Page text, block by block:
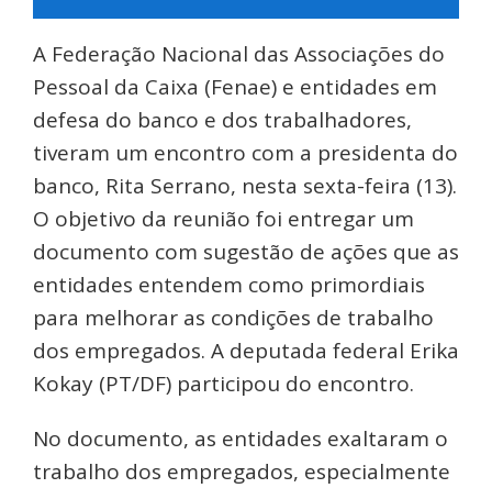
A Federação Nacional das Associações do
Pessoal da Caixa (Fenae) e entidades em
defesa do banco e dos trabalhadores,
tiveram um encontro com a presidenta do
banco, Rita Serrano, nesta sexta-feira (13).
O objetivo da reunião foi entregar um
documento com sugestão de ações que as
entidades entendem como primordiais
para melhorar as condições de trabalho
dos empregados. A deputada federal Erika
Kokay (PT/DF) participou do encontro.
No documento, as entidades exaltaram o
trabalho dos empregados, especialmente